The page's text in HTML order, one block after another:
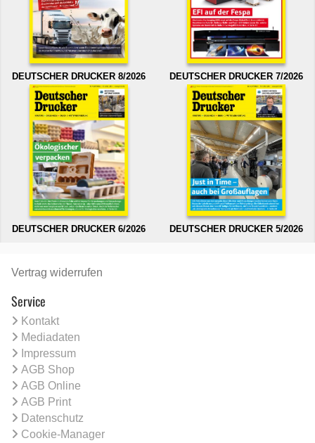
DEUTSCHER DRUCKER 8/2026 DEUTSCHER DRUCKER 7/2026
DEUTSCHER DRUCKER 6/2026 DEUTSCHER DRUCKER 5/2026
Vertrag widerrufen
Service
Kontakt
Mediadaten
Impressum
AGB Shop
AGB Online
AGB Print
Datenschutz
Cookie-Manager